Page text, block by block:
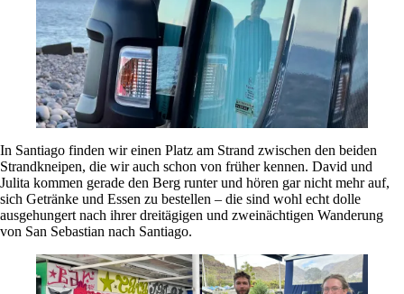
In Santiago finden wir einen Platz am Strand zwischen den beiden
Strandkneipen, die wir auch schon von früher kennen. David und
Julita kommen gerade den Berg runter und hören gar nicht mehr auf,
sich Getränke und Essen zu bestellen – die sind wohl echt dolle
ausgehungert nach ihrer dreitägigen und zweinächtigen Wanderung
von San Sebastian nach Santiago.